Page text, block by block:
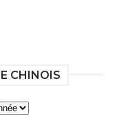
CHINOIS